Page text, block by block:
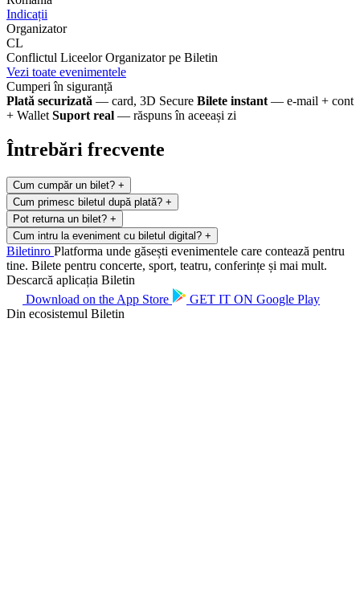
Indicații
Organizator
CL
Conflictul Liceelor Organizator pe Biletin
Vezi toate evenimentele
Cumperi în siguranță
Plată securizată — card, 3D Secure Bilete instant — e-mail + cont
+ Wallet Suport real — răspuns în aceeași zi
Întrebări frecvente
Cum cumpăr un bilet? +
Cum primesc biletul după plată? +
Pot returna un bilet? +
Cum intru la eveniment cu biletul digital? +
Biletinro Platforma unde găsești evenimentele care contează pentru
tine. Bilete pentru concerte, sport, teatru, conferințe și mai mult.
Descarcă aplicația Biletin
Download on the App Store GET IT ON Google Play
Din ecosistemul Biletin